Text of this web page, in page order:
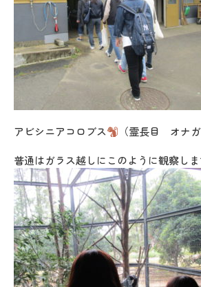
アビシニアコロブス
（霊長目 オナガ
普通はガラス越しにこのように観察